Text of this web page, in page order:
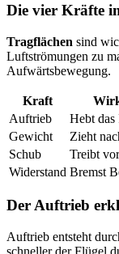
Die vier Kräfte
Tragflächen sind
Luftströmungen zu
Aufwärtsbewegung.
Kraft
Auftrieb
Hebt das
Gewicht
Zieht
Schub
Treibt
Widerstand Bremst
Der Auftrieb
Auftrieb entsteht
schneller der Flügel